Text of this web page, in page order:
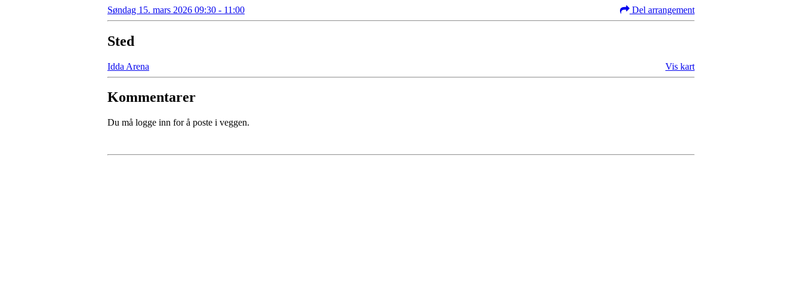
Søndag 15. mars 2026 09:30 - 11:00 Del arrangement
Sted
Idda Arena Vis kart
Kommentarer
Du må logge inn for å poste i veggen.